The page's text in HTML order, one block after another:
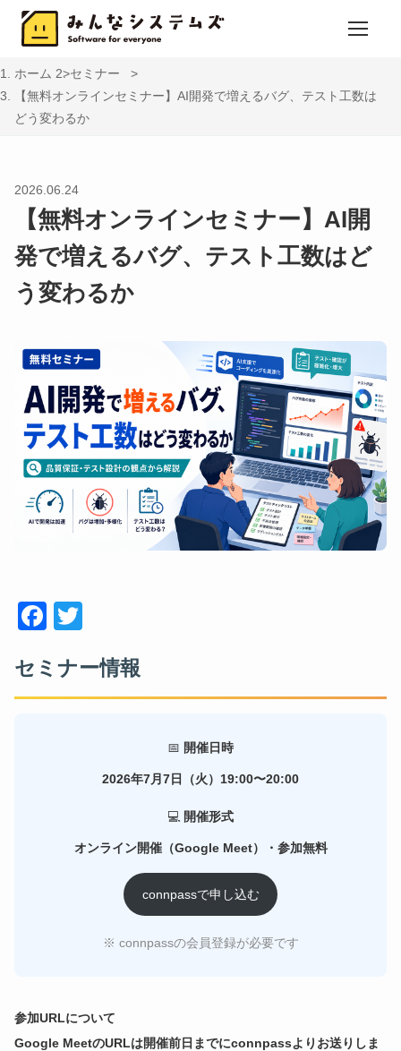
ホーム
セミナー
【無料オンラインセミナー】AI開発で増えるバグ、テスト工数は
どう変わるか
2026.06.24
【無料オンラインセミナー】AI開
発で増えるバグ、テスト工数はど
う変わるか
Face
セミナー情報
📅 開催日時
2026年7月7日（火）19:00〜20:00
💻 開催形式
オンライン開催（Google Meet）・参加無料
connpassで申し込む
※ connpassの会員登録が必要です
参加URLについて
Google MeetのURLは開催前日までにconnpassよりお送りしま